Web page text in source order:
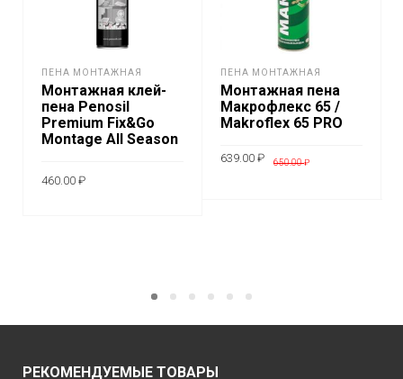
ПЕНА МОНТАЖНАЯ
Монтажная клей-
пена Penosil
Premium Fix&Go
Montage All Season
460.00 ₽
ПЕНА МОНТАЖНАЯ
Монтажная пена
Макрофлекс 65 /
Makroflex 65 PRO
650.00₽Первоначальная
639.00 ₽
Текущая
РЕКОМЕНДУЕМЫЕ ТОВАРЫ